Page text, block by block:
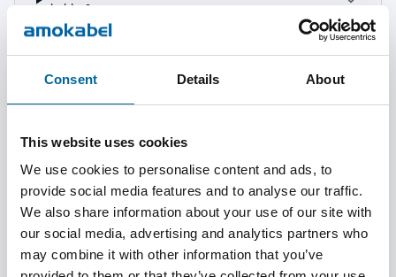
Consent Details About
This website uses cookies
We use cookies to personalise content and ads, to
provide social media features and to analyse our traffic.
We also share information about your use of our site with
our social media, advertising and analytics partners who
may combine it with other information that you’ve
kabler?
Hva er fordelene med hybridkabler?
Er kablene egnet for bruk under vann (subsea)?